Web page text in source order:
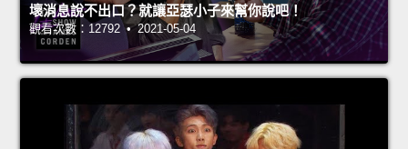
壞消息說不出口？就讓亞瑟小子來幫你說吧！
觀看次數：12792 • 2021-05-04